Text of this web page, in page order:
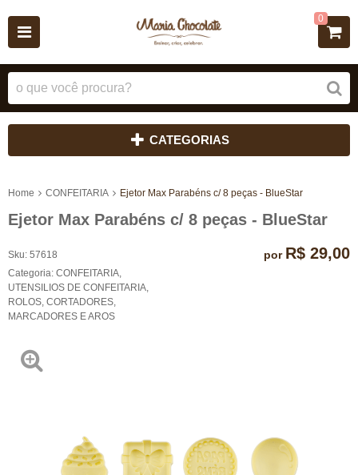
0
CATEGORIAS
Home CONFEITARIA Ejetor Max Parabéns c/ 8 peças - BlueStar
Ejetor Max Parabéns c/ 8 peças - BlueStar
Sku: 57618
Categoria: CONFEITARIA
UTENSILIOS DE CONFEITARIA
ROLOS, CORTADORES,
MARCADORES E AROS
por R$ 29,00